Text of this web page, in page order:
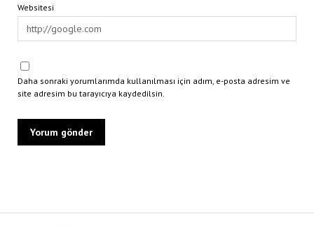
Websitesi
Daha sonraki yorumlarımda kullanılması için adım, e-posta adresim ve
site adresim bu tarayıcıya kaydedilsin.